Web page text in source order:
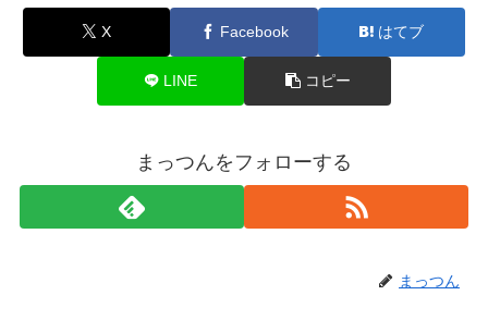
X Facebook はてブ
LINE コピー
まっつんをフォローする
まっつん